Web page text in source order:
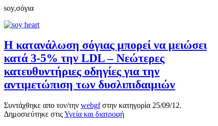
soy,σόγια
Η κατανάλωση σόγιας μπορεί να μειώσει
κατά 3-5% την LDL – Νεώτερες
κατευθυντήριες οδηγίες για την
αντιμετώπιση των δυσλιπιδαιμιών
Συντάχθηκε απο τον/την webgfστην κατηγορία 25/09/12.
Δημοσιεύτηκε στιςΥγεία και διατροφή